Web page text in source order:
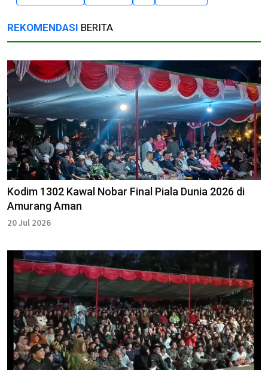
REKOMENDASI BERITA
Kodim 1302 Kawal Nobar Final Piala Dunia 2026 di
Amurang Aman
20 Jul 2026